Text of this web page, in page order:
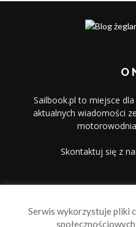
O
Sailbook.pl to miejsce
aktualnych wiadomości
Skontaktuj się z
Serwis wykorzystuje pliki